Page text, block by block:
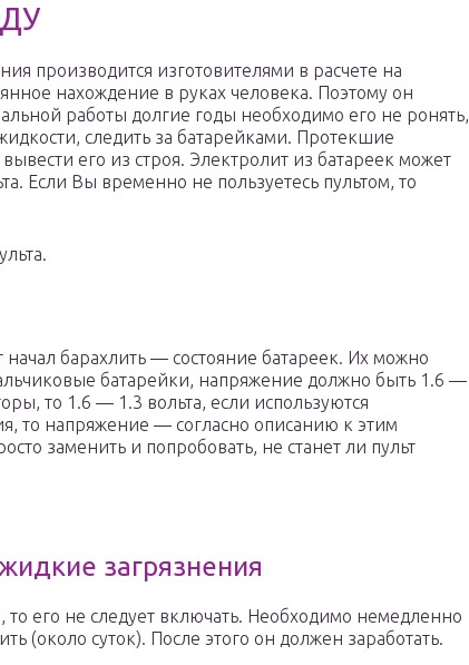
производится изготовителями в расчете на
нахождение в руках человека. Поэтому он
работы долгие годы необходимо его не ронять,
следить за батарейками. Протекшие
его из строя. Электролит из батареек может
Если Вы временно не пользуетесь пультом, то
начал барахлить — состояние батареек. Их можно
батарейки, напряжение должно быть 1.6 —
то 1.6 — 1.3 вольта, если используются
то напряжение — согласно описанию к этим
заменить и попробовать, не станет ли пульт
загрязнения
то его не следует включать. Необходимо немедленно
(около суток). После этого он должен заработать.